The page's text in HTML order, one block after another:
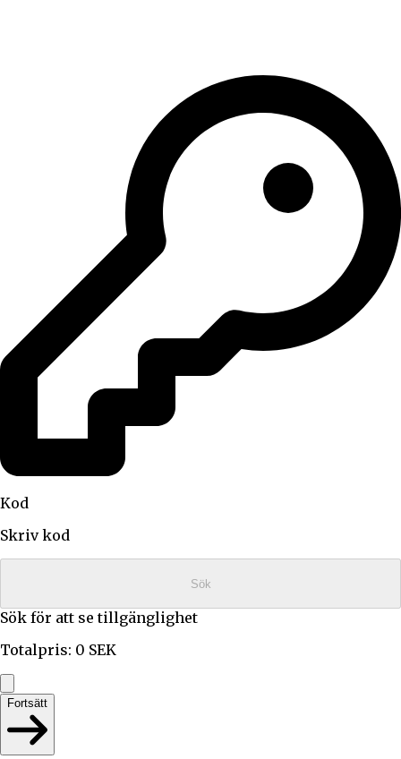
Kod
Skriv kod
Sök
Sök för att se tillgänglighet
Totalpris: 0 SEK
Fortsätt